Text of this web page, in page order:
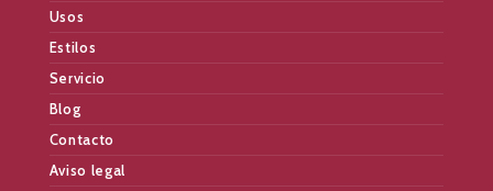
Usos
Estilos
Servicio
Blog
Contacto
Aviso legal